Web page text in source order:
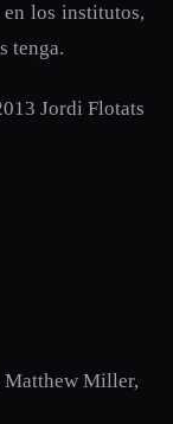
los institutos,
tenga.
Jordi Flotats
Matthew Miller,